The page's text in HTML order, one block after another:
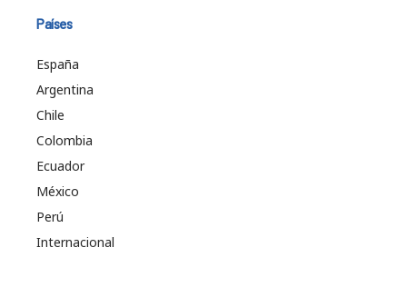
Países
España
Argentina
Chile
Colombia
Ecuador
México
Perú
Internacional